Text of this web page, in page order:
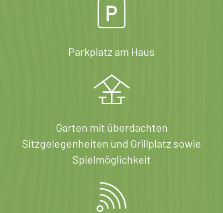
Parkplatz am Haus
Garten mit überdachten
Sitzgelegenheiten und Grillplatz sowie
Spielmöglichkeit